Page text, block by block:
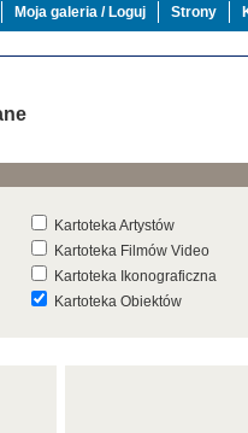
Moja galeria / Loguj Strony
Kartoteka Artystów
Kartoteka Filmów Video
Kartoteka Ikonograficzna
Kartoteka Obiektów